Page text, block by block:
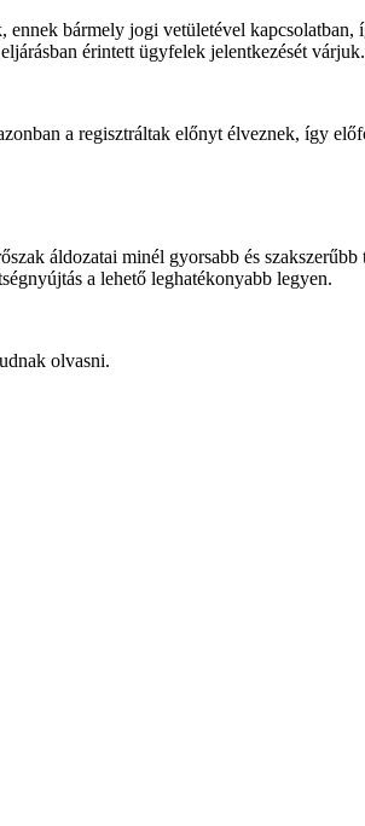
bármely jogi vetületével
érintett ügyfelek jelentkezését várjuk.
a regisztráltak előnyt élveznek, így
áldozatai minél gyorsabb és
a lehető leghatékonyabb legyen.
olvasni.